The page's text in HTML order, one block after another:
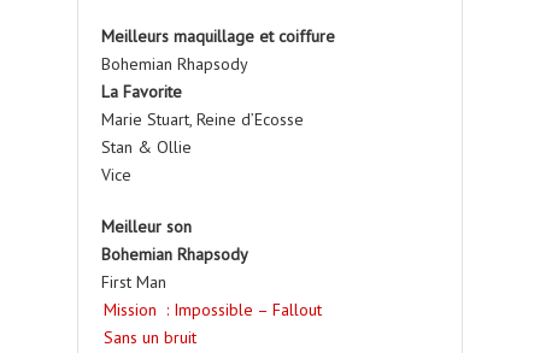
Meilleurs maquillage et coiffure
Bohemian Rhapsody
La Favorite
Marie Stuart, Reine d’Ecosse
Stan & Ollie
Vice
Meilleur son
Bohemian Rhapsody
First Man
Mission : Impossible – Fallout
Sans un bruit